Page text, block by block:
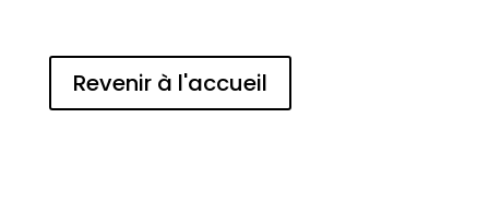
Revenir à l'accueil